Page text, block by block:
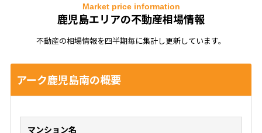
鹿児島エリアの不動産相場情報
Market price information
不動産の相場情報を四半期毎に集計し更新しています。
アーク鹿児島南の概要
マンション名